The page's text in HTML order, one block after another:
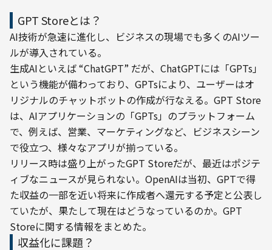
GPT Storeとは？
AI技術が急速に進化し、ビジネスの現場でも多くのAIツー
ルが導入されている。
生成AIといえば “ChatGPT” だが、ChatGPTには「GPTs」
という機能が備わっており、GPTsにより、ユーザーはオ
リジナルのチャットボットの作成が行なえる。GPT Store
は、AIアプリケーションの「GPTs」のプラットフォーム
で、例えば、営業、マーケティングなど、ビジネスシーン
で役立つ、様々なアプリが揃っている。
リリース時は盛り上がったGPT Storeだが、最近はポジテ
ィブなニュースが見られない。OpenAIは当初、GPTで得
た収益の一部を近い将来に作成者へ還元する予定と公表し
ていたが、果たして現在はどうなっているのか。GPT
Storeに関する情報をまとめた。
収益化に課題？